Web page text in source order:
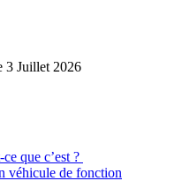
3 Juillet 2026
que c’est ?
véhicule de fonction